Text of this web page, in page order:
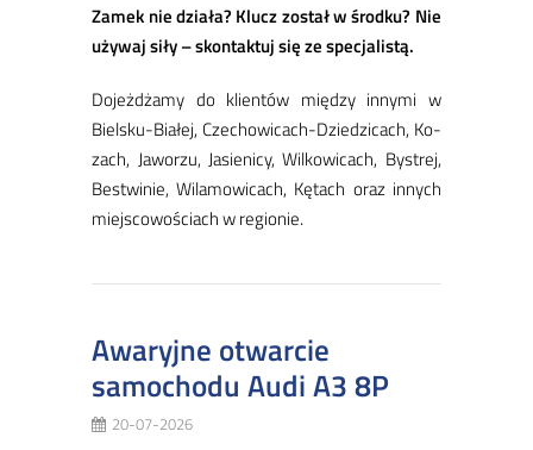
Za­mek nie dzia­ła? Klucz zo­stał w środ­ku? Nie
uży­waj si­ły – skon­tak­tuj się ze spe­cja­li­stą.
Do­jeż­dża­my do klien­tów mię­dzy in­ny­mi w
Biel­sku­-Bia­łej, Cze­cho­wi­ca­ch-Dzie­dzi­cach, Ko­
zach, Ja­wo­rzu, Ja­sie­ni­cy, Wil­ko­wi­cach, By­strej,
Be­stwi­nie, Wi­la­mo­wi­cach, Kę­tach oraz in­nych
miej­sco­wo­ściach w re­gio­nie.
Awaryjne otwarcie
samochodu Audi A3 8P
20-07-2026